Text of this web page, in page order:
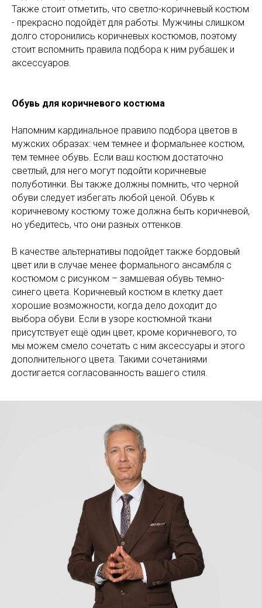
Также стоит отметить, что светло-коричневый костюм
- прекрасно подойдёт для работы. Мужчины слишком
долго сторонились коричневых костюмов, поэтому
стоит вспомнить правила подбора к ним рубашек и
аксессуаров.
Обувь для коричневого костюма
Напомним кардинальное правило подбора цветов в
мужских образах: чем темнее и формальнее костюм,
тем темнее обувь. Если ваш костюм достаточно
светлый, для него могут подойти коричневые
полуботинки. Вы также должны помнить, что черной
обуви следует избегать любой ценой. Обувь к
коричневому костюму тоже должна быть коричневой,
но убедитесь, что они разных оттенков.
В качестве альтернативы подойдет также бордовый
цвет или в случае менее формального ансамбля с
костюмом с рисунком – замшевая обувь темно-
синего цвета. Коричневый костюм в клетку дает
хорошие возможности, когда дело доходит до
выбора обуви. Если в узоре костюмной ткани
присутствует ещё один цвет, кроме коричневого, то
мы можем смело сочетать с ним аксессуары и этого
дополнительного цвета. Такими сочетаниями
достигается согласованность вашего стиля.